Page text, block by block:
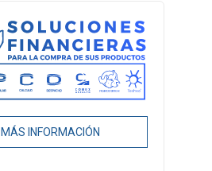
MÁS INFORMACIÓN